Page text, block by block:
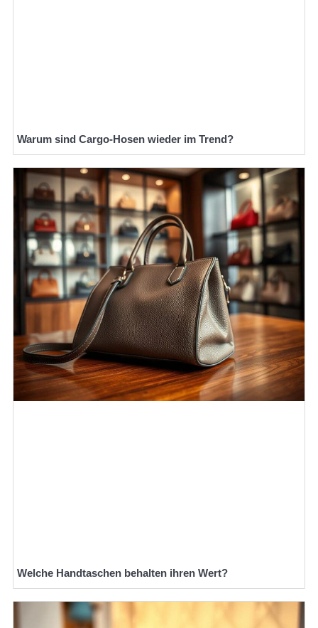
Warum sind Cargo-Hosen wieder im Trend?
Welche Handtaschen behalten ihren Wert?